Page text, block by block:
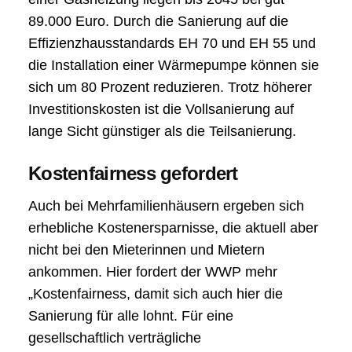
89.000 Euro. Durch die Sanierung auf die
Effizienzhausstandards EH 70 und EH 55 und
die Installation einer Wärmepumpe können sie
sich um 80 Prozent reduzieren. Trotz höherer
Investitionskosten ist die Vollsanierung auf
lange Sicht günstiger als die Teilsanierung.
Kostenfairness gefordert
Auch bei Mehrfamilienhäusern ergeben sich
erhebliche Kostenersparnisse, die aktuell aber
nicht bei den Mieterinnen und Mietern
ankommen. Hier fordert der WWP mehr
„Kostenfairness, damit sich auch hier die
Sanierung für alle lohnt. Für eine
gesellschaftlich verträgliche